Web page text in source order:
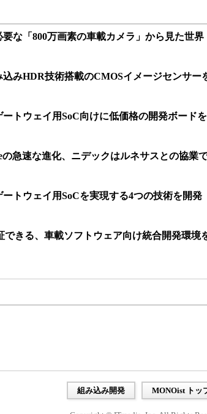
な「800万画素の車載カメラ」から見た世界
みHDR技術搭載のCMOSイメージセンサー
トウェイ用SoC向けに低価格の開発ボード
急速な進化、ニデックはルネサスとの協業
トウェイ用SoCを実現する4つの技術を開発
きる、車載ソフトウェア向け統合開発環境
組み込み開発 MONOist トッ